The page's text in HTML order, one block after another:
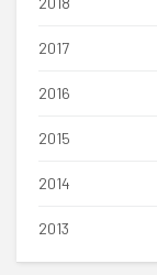
2017
2016
2015
2014
2013